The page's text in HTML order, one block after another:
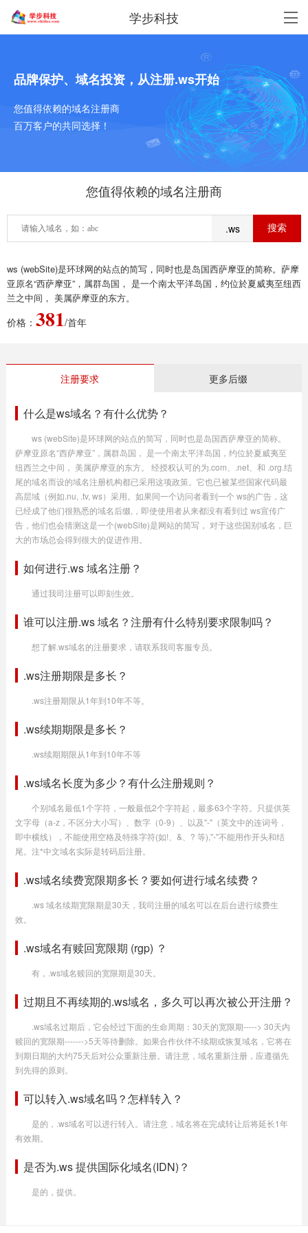
学步科技
品牌保护、域名投资，从注册.ws开始
您值得依赖的域名注册商
百万客户的共同选择！
您值得依赖的域名注册商
.ws
ws (webSite)是环球网的站点的简写，同时也是岛国西萨摩亚的简称。萨摩
亚原名“西萨摩亚”，属群岛国， 是一个南太平洋岛国，约位於夏威夷至纽西
兰之中间， 美属萨摩亚的东方。
价格： 381/首年
注册要求 更多后缀
什么是ws域名？有什么优势？
ws (webSite)是环球网的站点的简写，同时也是岛国西萨摩亚的简称。
萨摩亚原名“西萨摩亚”，属群岛国， 是一个南太平洋岛国，约位於夏威夷至
纽西兰之中间， 美属萨摩亚的东方。 经授权认可的为.com、.net、和 .org.结
尾的域名而设的域名注册机构都已采用这项政策。它也已被某些国家代码最
高层域（例如.nu, .tv, ws）采用。如果同一个访问者看到一个 ws的广告，这
已经成了他们很熟悉的域名后缀,，即使使用者从来都没有看到过 ws宣传广
告，他们也会猜测这是一个(webSite)是网站的简写， 对于这些国别域名，巨
大的市场总会得到很大的促进作用。
如何进行.ws 域名注册？
通过我司注册可以即刻生效。
谁可以注册.ws 域名？注册有什么特别要求限制吗？
想了解.ws域名的注册要求，请联系我司客服专员。
.ws注册期限是多长？
.ws注册期限从1年到10年不等。
.ws续期期限是多长？
.ws续期期限从1年到10年不等
.ws域名长度为多少？有什么注册规则？
个别域名最低1个字符，一般最低2个字符起，最多63个字符。只提供英
文字母（a-z，不区分大小写）、数字（0-9）、以及"-"（英文中的连词号，
即中横线），不能使用空格及特殊字符(如!、&、? 等),"-"不能用作开头和结
尾。注*中文域名实际是转码后注册。
.ws域名续费宽限期多长？要如何进行域名续费？
.ws 域名续期宽限期是30天，我司注册的域名可以在后台进行续费生
效。
.ws域名有赎回宽限期 (rgp) ？
有，.ws域名赎回的宽限期是30天。
过期且不再续期的.ws域名，多久可以再次被公开注册？
.ws域名过期后，它会经过下面的生命周期：30天的宽限期-----> 30天内
赎回的宽限期------->5天等待删除。如果合作伙伴不续期或恢复域名，它将在
到期日期的大约75天后对公众重新注册。请注意，域名重新注册，应遵循先
到先得的原则。
可以转入.ws域名吗？怎样转入？
是的，.ws域名可以进行转入。请注意，域名将在完成转让后将延长1年
有效期。
是否为.ws 提供国际化域名(IDN)？
是的，提供。